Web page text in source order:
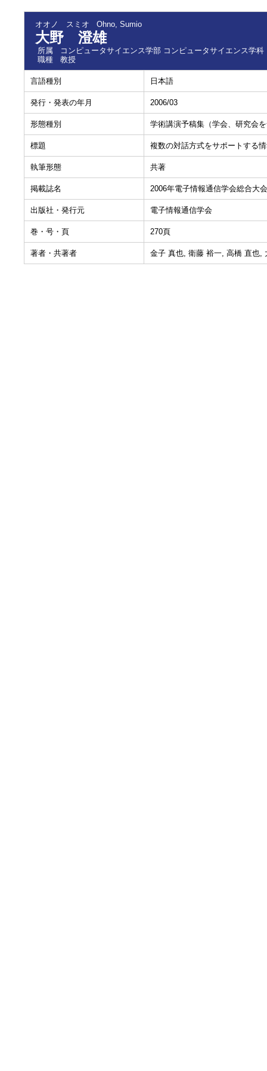
オオノ スミオ Ohno, Sumio
大野 澄雄
所属
コンピュータサイエンス学部 コンピュータサイエンス学科
職種
教授
言語種別 日本語
発行・発表の年月 2006/03
形態種別 学術講演予稿集（学会、研究会
標題 複数の対話方式をサポートする
執筆形態 共著
掲載誌名 2006年電子情報通信学会総合大
出版社・発行元 電子情報通信学会
巻・号・頁 270頁
著者・共著者 金子 真也, 衛藤 裕一, 高橋 直也,